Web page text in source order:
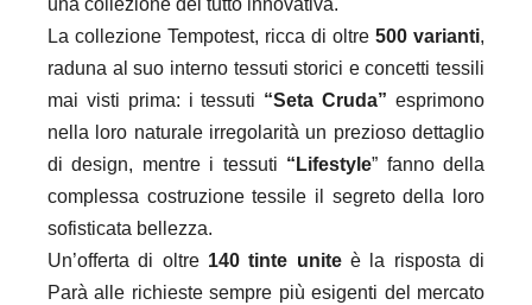
La collezione Tempotest, ricca di oltre 500 varianti,
raduna al suo interno tessuti storici e concetti tessili
mai visti prima: i tessuti “Seta Cruda” esprimono
nella loro naturale irregolarità un prezioso dettaglio
di design, mentre i tessuti “Lifestyle” fanno della
complessa costruzione tessile il segreto della loro
sofisticata bellezza.
Un’offerta di oltre 140 tinte uniteè la risposta di
Parà alle richieste sempre più esigenti del mercato